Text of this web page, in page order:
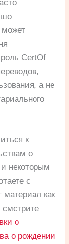
может
CertOf
а не
к
о
некоторым
с
как
смотрите
о
о рождении